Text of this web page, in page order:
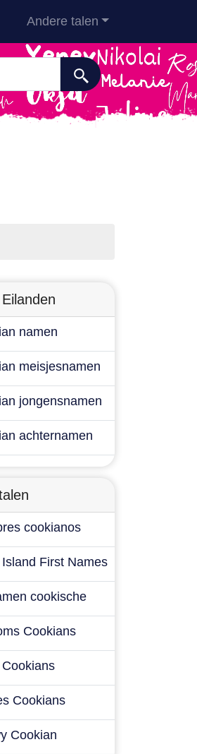
Andere talen
namen
meisjesnamen
jongensnamen
achternamen
cookianos
First Names
cookische
Cookians
Cookians
Cookian